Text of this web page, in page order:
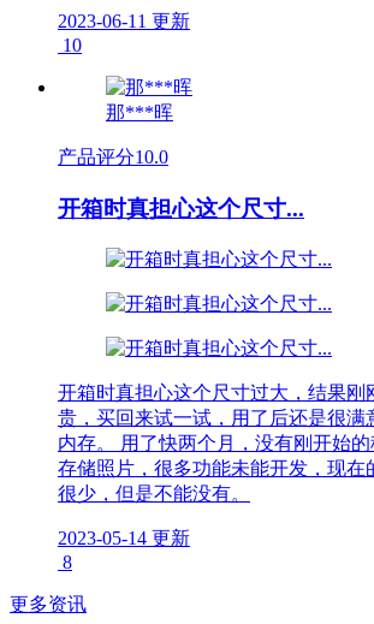
2023-06-11 更新
10
那***晖
产品评分10.0
开箱时真担心这个尺寸...
开箱时真担心这个尺寸过大，结果刚
贵，买回来试一试，用了后还是很满
内存。 用了快两个月，没有刚开始
存储照片，很多功能未能开发，现在
很少，但是不能没有。
2023-05-14 更新
8
更多资讯